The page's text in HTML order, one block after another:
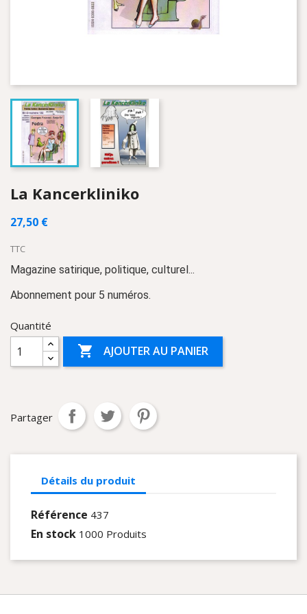
La Kancerkliniko
27,50 €
TTC
Magazine satirique, politique, culturel...
Abonnement pour 5 numéros.
Quantité
 AJOUTER AU PANIER
Partager
Détails du produit
Référence 437
En stock 1000 Produits